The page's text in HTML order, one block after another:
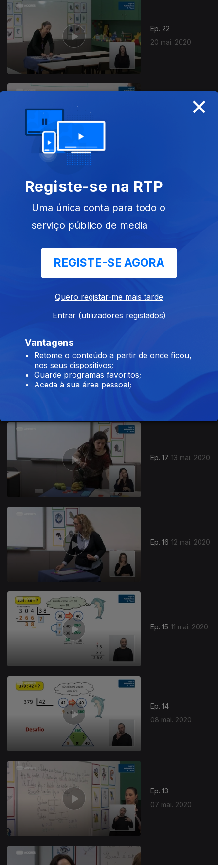
Ep. 22
20 mai. 2020
18 mai. 2020
Ep. 17 13 mai. 2020
Ep. 16 12 mai. 2020
Ep. 15 11 mai. 2020
Ep. 14
08 mai. 2020
Ep. 13
07 mai. 2020
×
Registe-se na RTP
Uma única conta para todo o
serviço público de media
REGISTE-SE AGORA
Quero registar-me mais tarde
Entrar (utilizadores registados)
Vantagens
Retome o conteúdo a partir de onde ficou,
nos seus dispositivos;
Guarde programas favoritos;
Aceda à sua área pessoal;